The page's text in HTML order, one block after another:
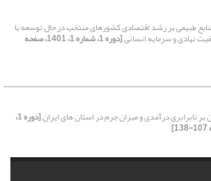
طبیعی بر رشد اقتصادی کشورهای منتخب در حال توسعه با
نهادی و سرمایه انسانی [دوره 1، شماره 1، 1401، صفحه
نابرابری درآمدی و میزان جرم در استان های ایران [دوره 1،